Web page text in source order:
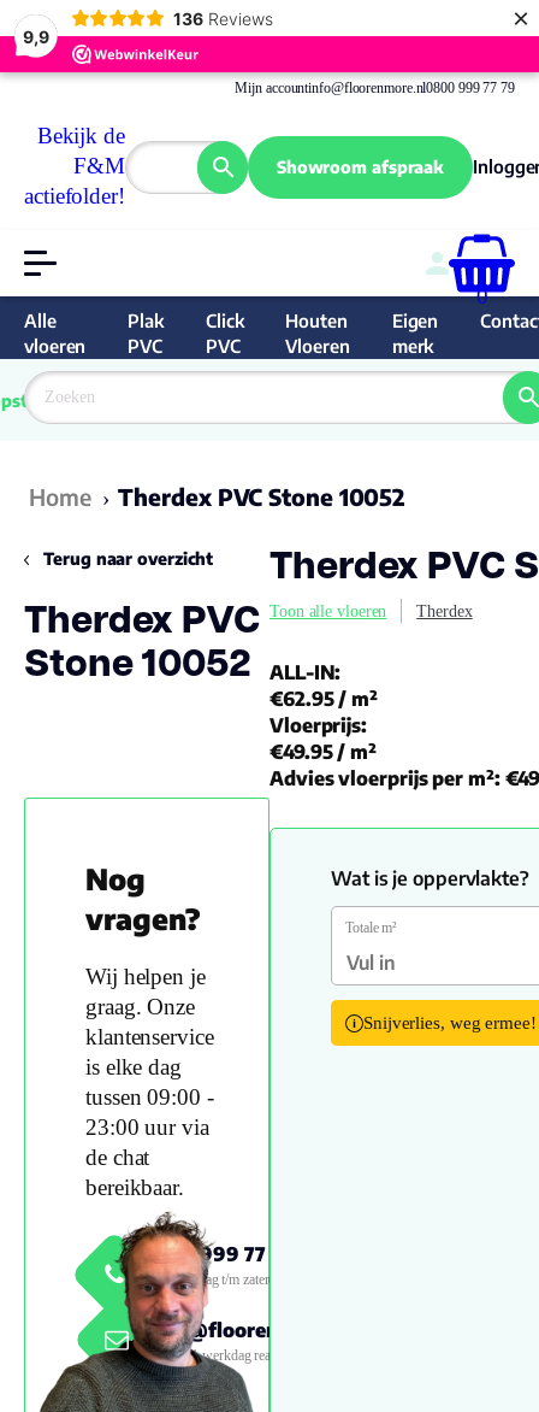
9,9
136 Reviews ×
Mijn accountinfo@floorenmore.nl0800 999 77 79
Bekijk de
F&M
actiefolder!
Showroom afspraak
0
Alle
vloeren
Plak
PVC
Click
PVC
Houten
Vloeren
Eigen
merk
9.6/10
Home › Therdex PVC Stone 10052
Terug naar overzicht
Therdex PVC
Stone 10052
Nog
vragen?
Wij helpen je
graag. Onze
klantenservice
is elke dag
tussen 09:00 -
23:00 uur via
de chat
bereikbaar.
0800 999 77 79
Maandag t/m zaterdag 09:00 -
18:00
info@floorenmore.nl
Binnen 1 werkdag reactie
Therdex PVC
Toon alle vloeren Therdex
ALL-IN:
€62.95/ m²
Vloerprijs:
€49.95/ m²
Advies vloerprijs per m²:
Wat is je oppervlakte?
Totale m²
Snijverlies, weg